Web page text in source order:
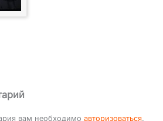
вам необходимо авторизоваться.